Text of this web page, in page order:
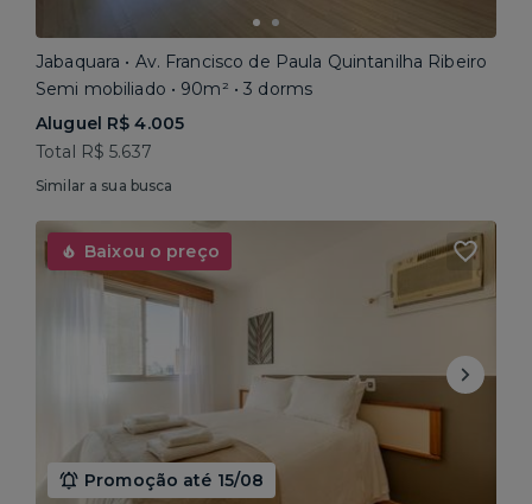
Jabaquara • Av. Francisco de Paula Quintanilha Ribeiro
Semi mobiliado • 90m² • 3 dorms
Aluguel R$ 4.005
Total R$ 5.637
Similar a sua busca
Baixou o preço
Promoção até 15/08